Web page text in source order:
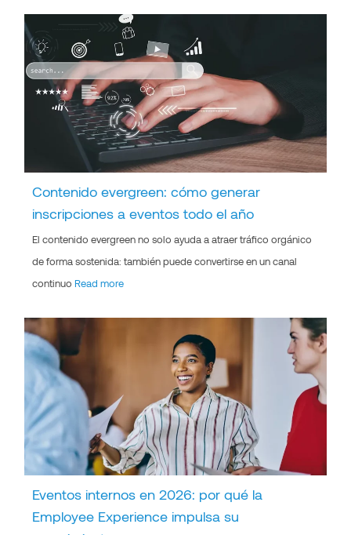
Contenido evergreen: cómo generar
inscripciones a eventos todo el año
El contenido evergreen no solo ayuda a atraer tráfico orgánico
de forma sostenida: también puede convertirse en un canal
continuoRead more
Eventos internos en 2026: por qué la
Employee Experience impulsa su